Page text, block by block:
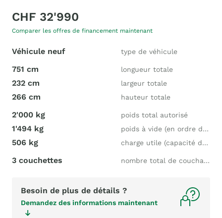
CHF 32'990
Comparer les offres de financement maintenant
Véhicule neuf type de véhicule
751 cm longueur totale
232 cm largeur totale
266 cm hauteur totale
2'000 kg poids total autorisé
1'494 kg poids à vide (en ordre de marche)
506 kg charge utile (capacité de charge)
3 couchettes nombre total de couchages
Besoin de plus de détails ?
Demandez des informations maintenant